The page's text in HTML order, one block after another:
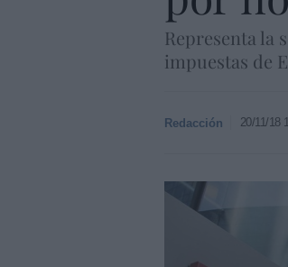
Representa la
impuestas de
Redacción 20/11/18